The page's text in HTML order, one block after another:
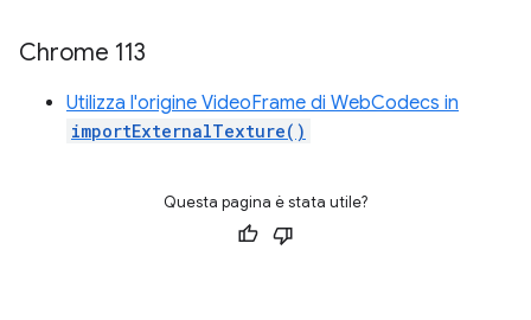
Chrome 113
Utilizza l'origine VideoFrame di WebCodecs in
importExternalTexture()
Questa pagina è stata utile?